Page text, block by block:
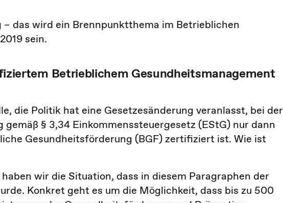
das wird ein Brennpunktthema im Betrieblichen
sein.
Betrieblichem Gesundheitsmanagement
die Politik hat eine Gesetzesänderung veranlasst, bei der
§ 3,34 Einkommenssteuergesetz (EStG) nur dann
Gesundheitsförderung (BGF) zertifiziert ist. Wie ist
wir die Situation, dass in diesem Paragraphen der
Konkret geht es um die Möglichkeit, dass bis zu 500